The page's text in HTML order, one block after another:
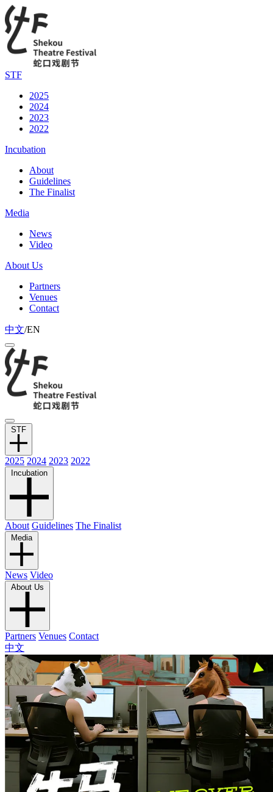
STF
2025
2024
2023
2022
Incubation
About
Guidelines
The Finalist
Media
News
Video
About Us
Partners
Venues
Contact
中文/EN
STF
2025 2024 2023 2022
Incubation
About Guidelines The Finalist
Media
News Video
About Us
Partners Venues Contact
中文